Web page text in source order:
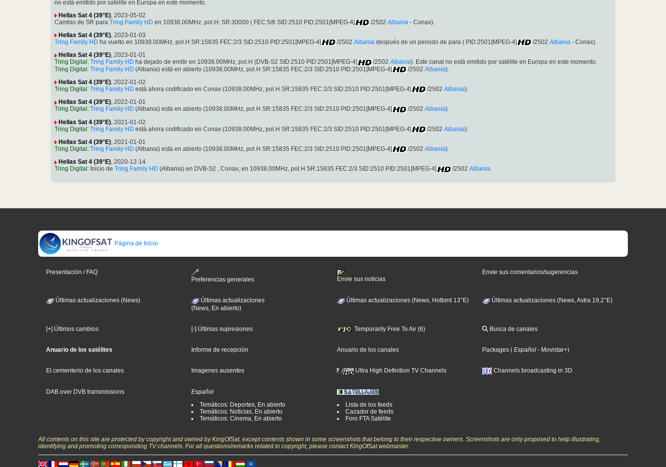
no está emitido por satélite en Europa en este momento.
Hellas Sat 4 (39°E) , 2023-05-02
Cambio de SR para Tring Family HD en 10938.00MHz, pol.H: SR:30000 ( FEC:5/6 SID:2510 PID:2501[MPEG-4] /2502 Albania - Conax).
Hellas Sat 4 (39°E), 2023-01-03
Tring Family HD ha vuelto en 10938.00MHz, pol.H SR:15835 FEC:2/3 SID:2510 PID:2501[MPEG-4] /2502 Albania después de un periodo de para ( PID:2501[MPEG-4] /2502 Albania - Conax).
Hellas Sat 4 (39°E), 2023-01-01
Tring Digital : Tring Family HD ha dejado de emitir en 10938.00MHz, pol.H (DVB-S2 SID:2510 PID:2501[MPEG-4] /2502 Albania). Este canal no está emitido por satélite en Europa en este momento.
Tring Digital: Tring Family HD (Albania) está en abierto (10938.00MHz, pol.H SR:15835 FEC:2/3 SID:2510 PID:2501[MPEG-4] /2502 Albania).
Hellas Sat 4 (39°E), 2022-01-02
Tring Digital: Tring Family HD está ahora codificado en Conax (10938.00MHz, pol.H SR:15835 FEC:2/3 SID:2510 PID:2501[MPEG-4] /2502 Albania).
Hellas Sat 4 (39°E), 2022-01-01
Tring Digital : Tring Family HD (Albania) está en abierto (10938.00MHz, pol.H SR:15835 FEC:2/3 SID:2510 PID:2501[MPEG-4] /2502 Albania).
Hellas Sat 4 (39°E) , 2021-01-02
Tring Digital: Tring Family HD está ahora codificado en Conax (10938.00MHz, pol.H SR:15835 FEC:2/3 SID:2510 PID:2501[MPEG-4] /2502 Albania).
Hellas Sat 4 (39°E), 2021-01-01
Tring Digital: Tring Family HD (Albania) está en abierto (10938.00MHz, pol.H SR:15835 FEC:2/3 SID:2510 PID:2501[MPEG-4] /2502 Albania).
Hellas Sat 4 (39°E), 2020-12-14
Tring Digital : Inicio de Tring Family HD (Albania) en DVB-S2 , Conax, en 10938.00MHz, pol.H SR:15835 FEC:2/3 SID:2510 PID:2501[MPEG-4] /2502 Albania.
Página de Inicio
Presentación / FAQ
Preferencias generales
Envie sus noticias
Envie sus comentarios/sugerencias
Últimas actualizaciones (News)
Últimas actualizaciones
(News, En abierto)
Últimas actualizaciones (News, Hotbird 13°E) Últimas actualizaciones (News, Astra 19,2°E)
[+] Últimos cambios [-] Últimas supresiones Temporarily Free To Air (6) Busca de canales
Anuario de los satélites Informe de recepción Anuario de los canales Packages ( Español - Movistar+)
El cementerio de los canales Imagenes ausentes Ultra High Definition TV Channels Channels broadcasting in 3D
DAB over DVB transmissions
Español
Temáticos: Deportes, En abierto
Temáticos: Noticias, En abierto
Temáticos: Cinema, En abierto
Lista de los feeds
Cazador de feeds
Foro FTA Satélite
All contents on this site are protected by copyright and owned by KingOfSat, except contents shown in some screenshots that belong to their respective owners. Screenshots are only proposed to help illustrating,
identifying and promoting corresponding TV channels. For all questions/remarks related to copyright, please contact KingOfSat webmaster.